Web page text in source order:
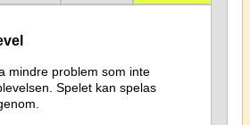
mindre problem som inte
Spelet kan spelas